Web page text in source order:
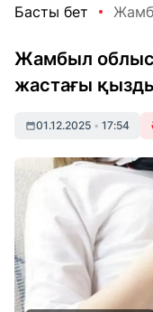
Басты бет
Жамбыл
жастағы
01.12.2025 • 17:54